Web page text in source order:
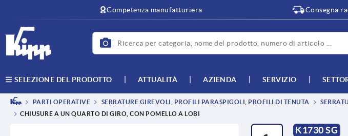
Competenza manufatturiera Consegna
SELEZIONE DEL PRODOTTO ATTUALITÀ AZIENDA SERVIZIO
PARTI OPERATIVE SERRATURE GIREVOLI, PROFILI PARASPIGOLI, PROFILI DI TENUTA
CHIUSURE A UN QUARTO DI GIRO, CON POMELLO A LOBI
K1730 SG